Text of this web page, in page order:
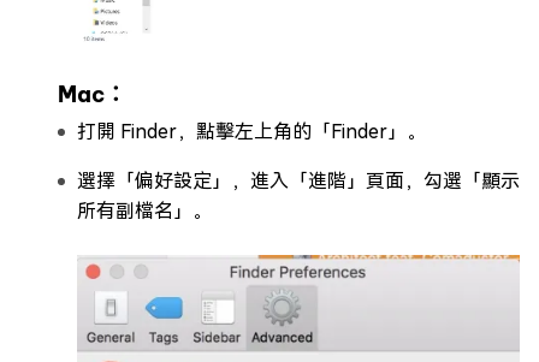
Mac：
打開 Finder，點擊左上角的「Finder」。
選擇「偏好設定」，進入「進階」頁面，勾選「顯示
所有副檔名」。